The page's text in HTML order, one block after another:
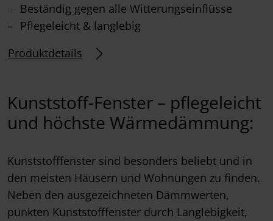
Beständig gegen alle Witterungseinflüsse
Pflegeleicht & langlebig
Produktdetails
Kunststoff-Fenster – pflegeleicht
und höchste Wärmedämmung:
Kunststofffenster sind besonders beliebt und in
den meisten Häusern und Wohnungen zu finden.
Neben den ausgezeichneten Dämmwerten,
punkten Kunststofffenster durch Langlebigkeit,